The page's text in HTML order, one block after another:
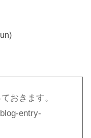
おきます。
entry-